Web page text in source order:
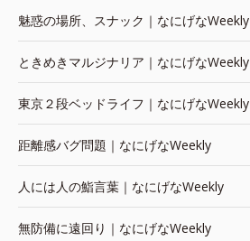
魅惑の場所、スナック｜なにげなWeekly
ときめきマルジナリア｜なにげなWeekly
東京２段ベッドライフ｜なにげなWeekly
距離感バグ問題｜なにげなWeekly
人には人の鮨言葉｜なにげなWeekly
無防備に遠回り｜なにげなWeekly